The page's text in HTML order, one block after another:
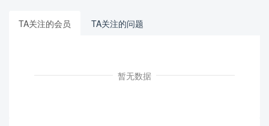
TA关注的会员 TA关注的问题
暂无数据